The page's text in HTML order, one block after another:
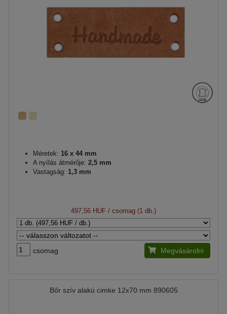
Méretek: 16 x 44 mm
A nyílás átmérője: 2,5 mm
Vastagság: 1,3 mm
497,56 HUF / csomag (1 db.)
csomag Megvásárolni
Bőr szív alakú cimke 12x70 mm 890605